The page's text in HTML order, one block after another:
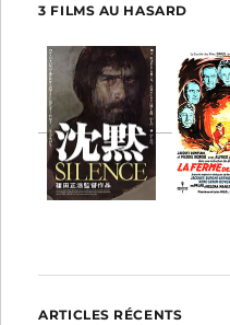
3 FILMS AU HASARD
ARTICLES RÉCENTS